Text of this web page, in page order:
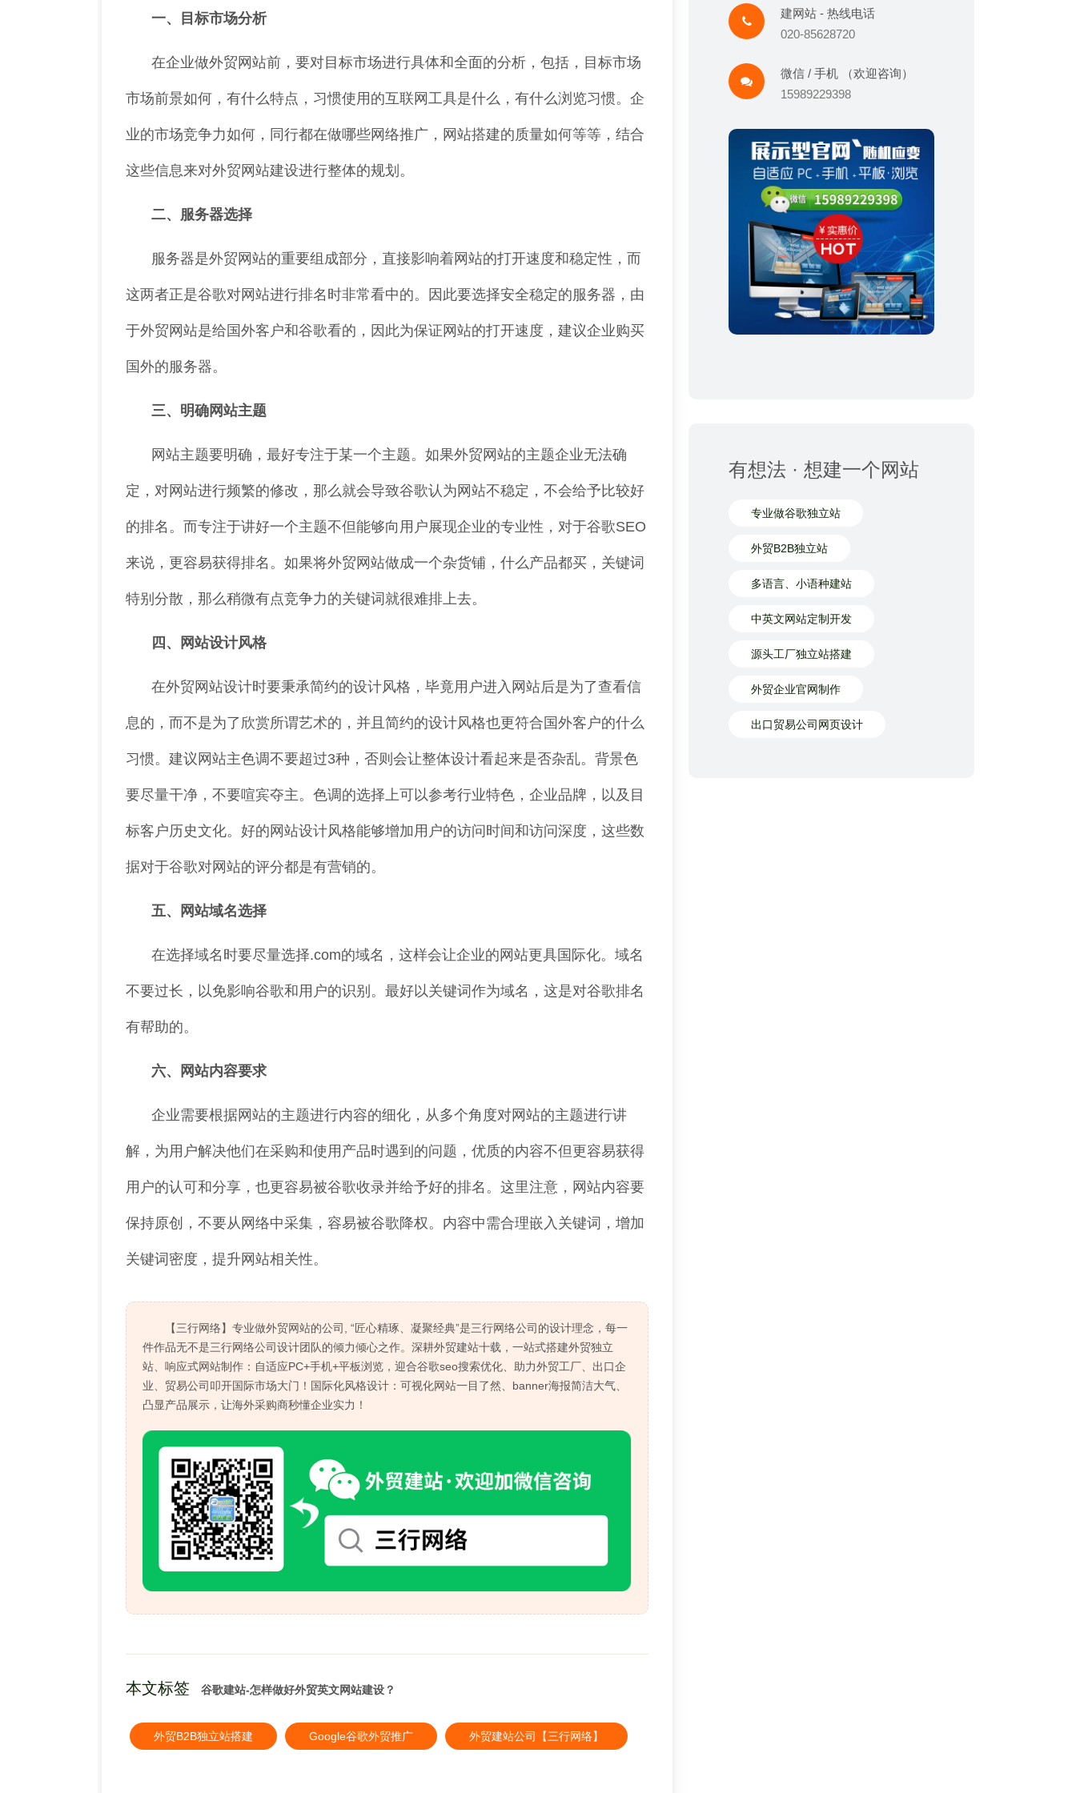
一、目标市场分析
在企业做外贸网站前，要对目标市场进行具体和全面的分析，包括，目标市场
市场前景如何，有什么特点，习惯使用的互联网工具是什么，有什么浏览习惯。企
业的市场竞争力如何，同行都在做哪些网络推广，网站搭建的质量如何等等，结合
这些信息来对外贸网站建设进行整体的规划。
二、服务器选择
服务器是外贸网站的重要组成部分，直接影响着网站的打开速度和稳定性，而
这两者正是谷歌对网站进行排名时非常看中的。因此要选择安全稳定的服务器，由
于外贸网站是给国外客户和谷歌看的，因此为保证网站的打开速度，建议企业购买
国外的服务器。
三、明确网站主题
网站主题要明确，最好专注于某一个主题。如果外贸网站的主题企业无法确
定，对网站进行频繁的修改，那么就会导致谷歌认为网站不稳定，不会给予比较好
的排名。而专注于讲好一个主题不但能够向用户展现企业的专业性，对于谷歌SEO
来说，更容易获得排名。如果将外贸网站做成一个杂货铺，什么产品都买，关键词
特别分散，那么稍微有点竞争力的关键词就很难排上去。
四、网站设计风格
在外贸网站设计时要秉承简约的设计风格，毕竟用户进入网站后是为了查看信
息的，而不是为了欣赏所谓艺术的，并且简约的设计风格也更符合国外客户的什么
习惯。建议网站主色调不要超过3种，否则会让整体设计看起来是否杂乱。背景色
要尽量干净，不要喧宾夺主。色调的选择上可以参考行业特色，企业品牌，以及目
标客户历史文化。好的网站设计风格能够增加用户的访问时间和访问深度，这些数
据对于谷歌对网站的评分都是有营销的。
五、网站域名选择
在选择域名时要尽量选择.com的域名，这样会让企业的网站更具国际化。域名
不要过长，以免影响谷歌和用户的识别。最好以关键词作为域名，这是对谷歌排名
有帮助的。
六、网站内容要求
企业需要根据网站的主题进行内容的细化，从多个角度对网站的主题进行讲
解，为用户解决他们在采购和使用产品时遇到的问题，优质的内容不但更容易获得
用户的认可和分享，也更容易被谷歌收录并给予好的排名。这里注意，网站内容要
保持原创，不要从网络中采集，容易被谷歌降权。内容中需合理嵌入关键词，增加
关键词密度，提升网站相关性。
【三行网络】专业做外贸网站的公司, “匠心精琢、凝聚经典”是三行网络公司的设计理念，每一
件作品无不是三行网络公司设计团队的倾力倾心之作。深耕外贸建站十载，一站式搭建外贸独立
站、响应式网站制作：自适应PC+手机+平板浏览，迎合谷歌seo搜索优化、助力外贸工厂、出口企
业、贸易公司叩开国际市场大门！国际化风格设计：可视化网站一目了然、banner海报简洁大气、
凸显产品展示，让海外采购商秒懂企业实力！
本文标签 谷歌建站-怎样做好外贸英文网站建设？
外贸B2B独立站搭建 Google谷歌外贸推广 外贸建站公司【三行网络】
建网站 - 热线电话
020-85628720
微信 / 手机 （欢迎咨询）
15989229398
有想法 · 想建一个网站
专业做谷歌独立站
外贸B2B独立站
多语言、小语种建站
中英文网站定制开发
源头工厂独立站搭建
外贸企业官网制作
出口贸易公司网页设计